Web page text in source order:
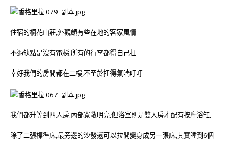
住宿的桐花山莊,外觀頗有些在地的客家風情
不過缺點是沒有電梯,所有的行李都得自己扛
幸好我們的房間都在二樓,不至於扛得氣喘吁吁
我們都升等到四人房,內部寬敞明亮,但浴室則是雙人房才配有按摩浴缸,
除了二張標準床,最旁邊的沙發還可以拉開變身成另一張床,其實睡到6個